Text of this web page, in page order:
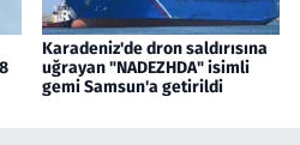
Karadeniz'de dron saldırısına
uğrayan "NADEZHDA" isimli
gemi Samsun'a getirildi